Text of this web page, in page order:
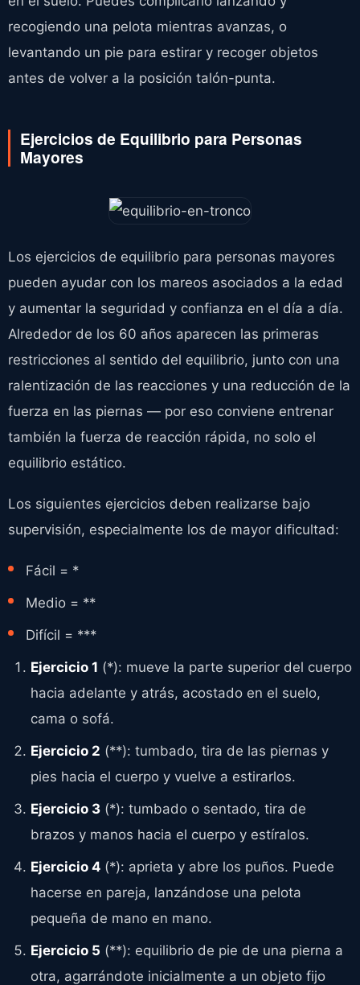
recogiendo una pelota mientras avanzas, o
levantando un pie para estirar y recoger objetos
antes de volver a la posición talón-punta.
Ejercicios de Equilibrio para Personas
Mayores
Los ejercicios de equilibrio para personas mayores
pueden ayudar con los mareos asociados a la edad
y aumentar la seguridad y confianza en el día a día.
Alrededor de los 60 años aparecen las primeras
restricciones al sentido del equilibrio, junto con una
ralentización de las reacciones y una reducción de la
fuerza en las piernas — por eso conviene entrenar
también la fuerza de reacción rápida, no solo el
equilibrio estático.
Los siguientes ejercicios deben realizarse bajo
supervisión, especialmente los de mayor dificultad:
Fácil = *
Medio = **
Difícil = ***
Ejercicio 1 (*): mueve la parte superior del cuerpo
hacia adelante y atrás, acostado en el suelo,
cama o sofá.
Ejercicio 2 (**): tumbado, tira de las piernas y
pies hacia el cuerpo y vuelve a estirarlos.
Ejercicio 3 (*): tumbado o sentado, tira de
brazos y manos hacia el cuerpo y estíralos.
Ejercicio 4 (*): aprieta y abre los puños. Puede
hacerse en pareja, lanzándose una pelota
pequeña de mano en mano.
Ejercicio 5 (**): equilibrio de pie de una pierna a
otra, agarrándote inicialmente a un objeto fijo